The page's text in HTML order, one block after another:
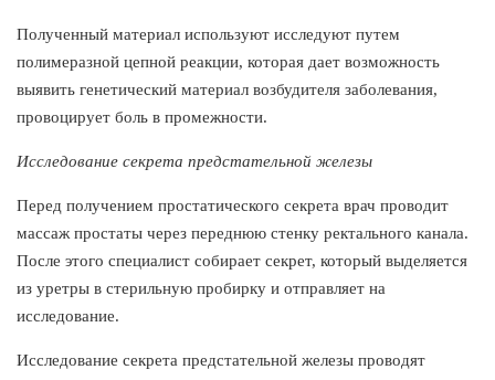
Полученный материал используют исследуют путем
полимеразной цепной реакции, которая дает возможность
выявить генетический материал возбудителя заболевания,
провоцирует боль в промежности.
Исследование секрета предстательной железы
Перед получением простатического секрета врач проводит
массаж простаты через переднюю стенку ректального канала.
После этого специалист собирает секрет, который выделяется
из уретры в стерильную пробирку и отправляет на
исследование.
Исследование секрета предстательной железы проводят